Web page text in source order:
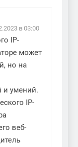
в 03:00
IP-
может
но на
и умений.
IP-
веб-